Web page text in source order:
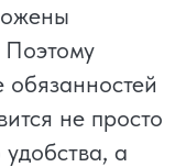
Поэтому
обязанностей
не просто
а